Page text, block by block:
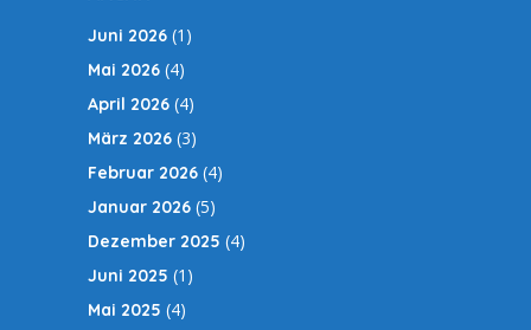
Juni 2026 (1)
Mai 2026 (4)
April 2026 (4)
März 2026 (3)
Februar 2026 (4)
Januar 2026 (5)
Dezember 2025 (4)
Juni 2025 (1)
Mai 2025 (4)